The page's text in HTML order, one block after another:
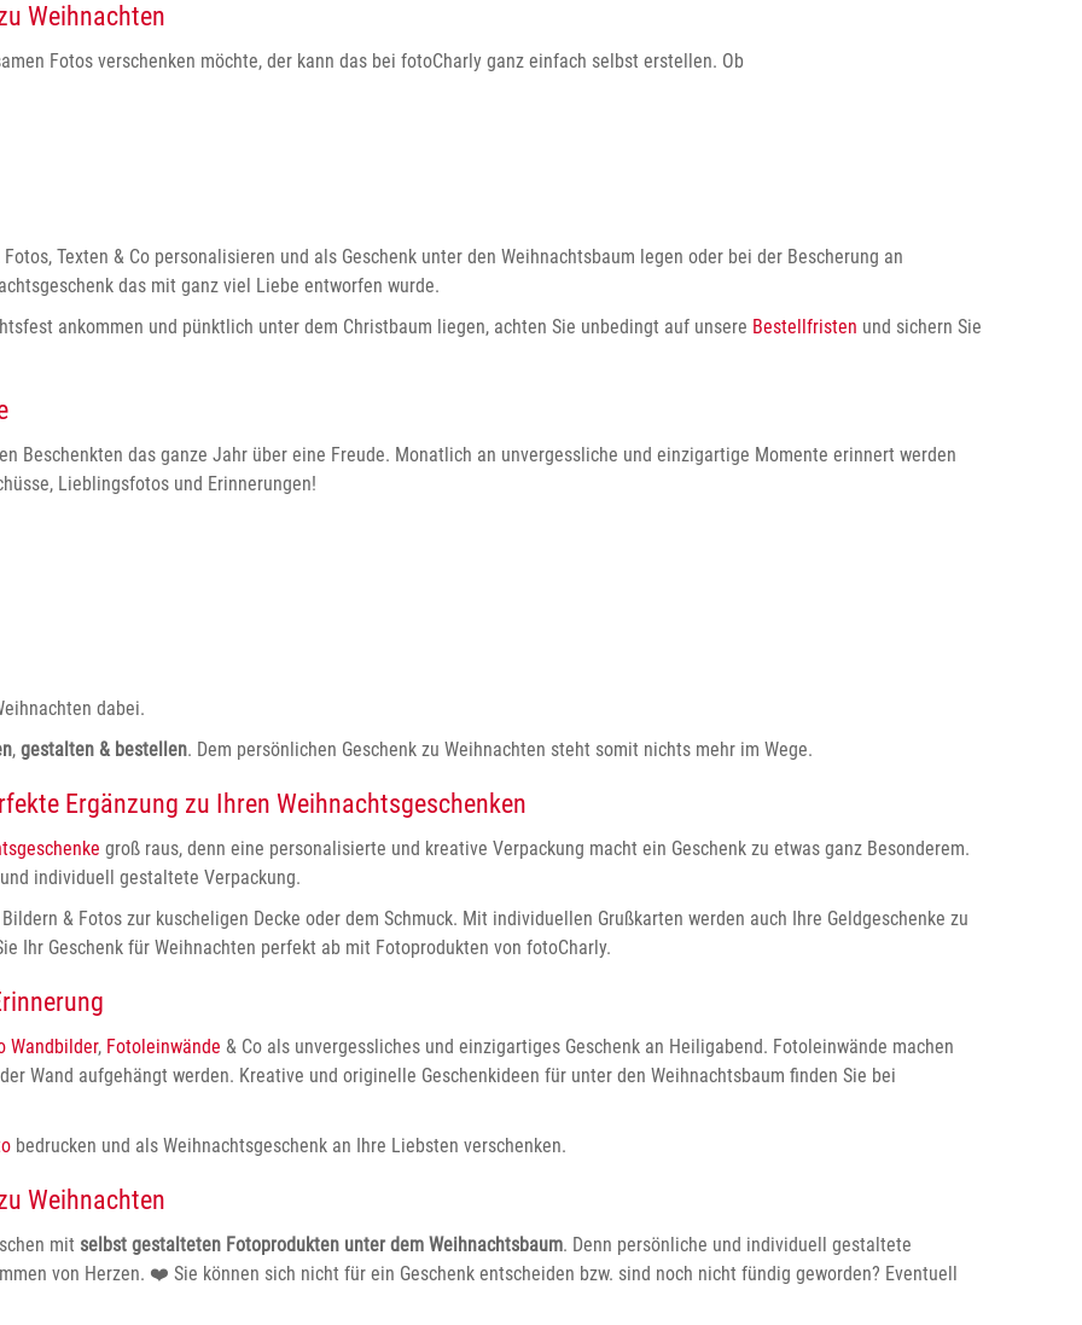
Weihnachten
Fotos verschenken möchte, der kann das bei fotoCharly ganz einfach selbst erstellen. Ob
Texten & Co personalisieren und als Geschenk unter den Weihnachtsbaum legen oder bei der Bescherung an
das mit ganz viel Liebe entworfen wurde.
ankommen und pünktlich unter dem Christbaum liegen, achten Sie unbedingt auf unsere Bestellfristen und sichern Sie
Beschenkten das ganze Jahr über eine Freude. Monatlich an unvergessliche und einzigartige Momente erinnert werden
Lieblingsfotos und Erinnerungen!
dabei.
, gestalten & bestellen. Dem persönlichen Geschenk zu Weihnachten steht somit nichts mehr im Wege.
Ergänzung zu Ihren Weihnachtsgeschenken
groß raus, denn eine personalisierte und kreative Verpackung macht ein Geschenk zu etwas ganz Besonderem.
individuell gestaltete Verpackung.
& Fotos zur kuscheligen Decke oder dem Schmuck. Mit individuellen Grußkarten werden auch Ihre Geldgeschenke zu
Ihr Geschenk für Weihnachten perfekt ab mit Fotoprodukten von fotoCharly.
Wandbilder, Fotoleinwände & Co als unvergessliches und einzigartiges Geschenk an Heiligabend. Fotoleinwände machen
Wand aufgehängt werden. Kreative und originelle Geschenkideen für unter den Weihnachtsbaum finden Sie bei
bedrucken und als Weihnachtsgeschenk an Ihre Liebsten verschenken.
Weihnachten
mit selbst gestalteten Fotoprodukten unter dem Weihnachtsbaum. Denn persönliche und individuell gestaltete
von Herzen. ❤️ Sie können sich nicht für ein Geschenk entscheiden bzw. sind noch nicht fündig geworden? Eventuell